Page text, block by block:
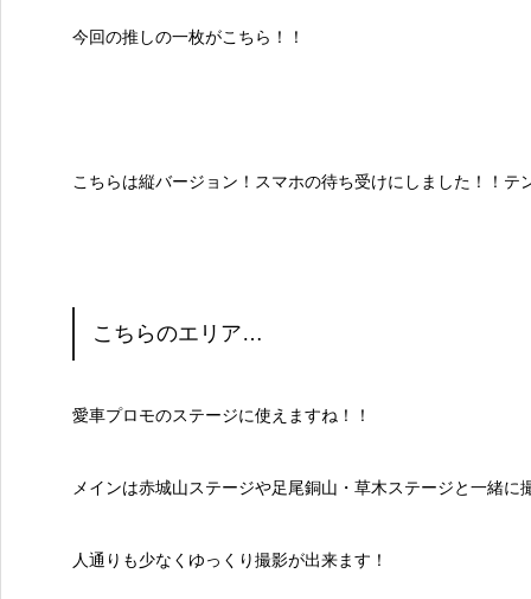
今回の推しの一枚がこちら！！
こちらは縦バージョン！スマホの待ち受けにしました！！テ
こちらのエリア…
愛車プロモのステージに使えますね！！
メインは赤城山ステージや足尾銅山・草木ステージと一緒に
人通りも少なくゆっくり撮影が出来ます！